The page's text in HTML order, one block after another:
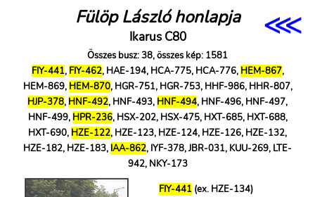
Fülöp László honlapja
Ikarus C80
Összes busz: 38, összes kép: 1581
FIY-441, FIY-462, HAE-194, HCA-775, HCA-776, HEM-867,
HEM-869, HEM-870, HGR-751, HGR-753, HHF-986, HHR-807,
HJP-378, HNF-492, HNF-493, HNF-494, HNF-496, HNF-497,
HNF-499, HPR-236, HSX-202, HSX-475, HXT-685, HXT-688,
HXT-690, HZE-122, HZE-123, HZE-124, HZE-126, HZE-132,
HZE-182, HZE-183, IAA-862, IYF-378, JBR-031, KUU-269, LTE-
942, NKY-173
FIY-441 (ex. HZE-134)
⋘